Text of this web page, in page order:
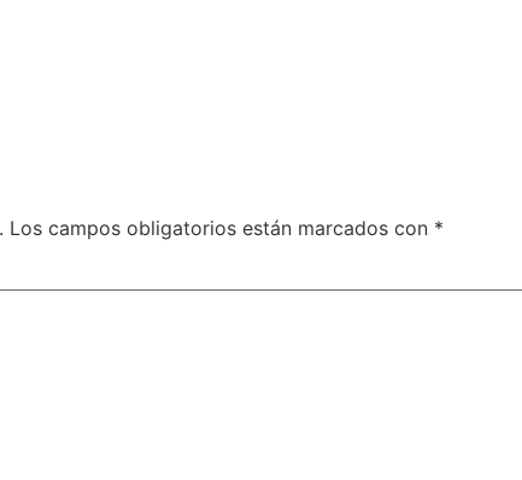
Los campos obligatorios están marcados con *